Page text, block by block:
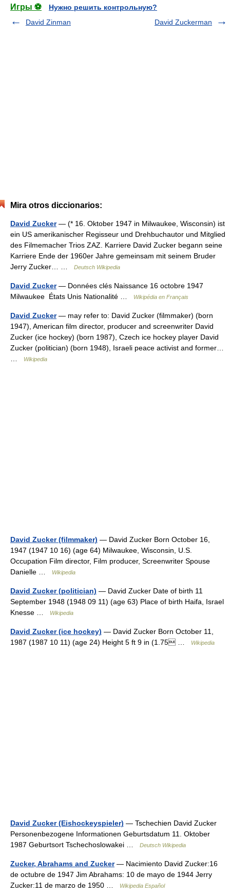
Игры ⚽
Нужно решить контрольную?
David Zinman
David Zuckerman
Mira otros diccionarios:
David Zucker— (* 16. Oktober 1947 in Milwaukee, Wisconsin) ist
ein US amerikanischer Regisseur und Drehbuchautor und Mitglied
des Filmemacher Trios ZAZ. Karriere David Zucker begann seine
Karriere Ende der 1960er Jahre gemeinsam mit seinem Bruder
Jerry Zucker… …
Deutsch Wikipedia
David Zucker— Données clés Naissance 16 octobre 1947
Milwaukee États Unis Nationalité …
Wikipédia en Français
David Zucker— may refer to: David Zucker (filmmaker) (born
1947), American film director, producer and screenwriter David
Zucker (ice hockey) (born 1987), Czech ice hockey player David
Zucker (politician) (born 1948), Israeli peace activist and former…
Wikipedia
David Zucker (filmmaker) — David Zucker Born October 16,
1947 (1947 10 16) (age 64) Milwaukee, Wisconsin, U.S.
Occupation Film director, Film producer, Screenwriter Spouse
Danielle …
Wikipedia
David Zucker (politician) — David Zucker Date of birth 11
September 1948 (1948 09 11) (age 63) Place of birth Haifa, Israel
Knesse …
Wikipedia
David Zucker (ice hockey) — David Zucker Born October 11,
1987 (1987 10 11) (age 24) Height 5 ft 9 in (1.75 …
Wikipedia
David Zucker (Eishockeyspieler) — Tschechien David Zucker
Personenbezogene Informationen Geburtsdatum 11. Oktober
1987 Geburtsort Tschechoslowakei …
Deutsch Wikipedia
Zucker, Abrahams and Zucker— Nacimiento David Zucker:16
de octubre de 1947 Jim Abrahams: 10 de mayo de 1944 Jerry
Zucker:11 de marzo de 1950 …
Wikipedia Español